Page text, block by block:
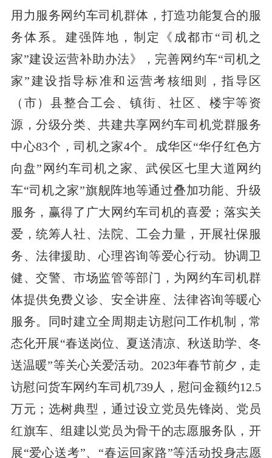
用力服务网约车司机群体，打造功能复合的服
务体系。建强阵地，制定《成都市“司机之
家”建设运营补助办法》，完善网约车“司机之
家”建设指导标准和运营考核细则，指导区
（市）县整合工会、镇街、社区、楼宇等资
源，分级分类、共建共享网约车司机党群服务
中心83个，司机之家4个。成华区“华仔红色方
向盘”网约车司机之家、武侯区七里大道网约
车“司机之家”旗舰阵地等通过叠加功能、升级
服务，赢得了广大网约车司机的喜爱；落实关
爱，统筹人社、法院、工会力量，开展社保服
务、法律援助、心理咨询等爱心行动。协调卫
健、交警、市场监管等部门，为网约车司机群
体提供免费义诊、安全讲座、法律咨询等暖心
服务。同时建立全周期走访慰问工作机制，常
态化开展“春送岗位、夏送清凉、秋送助学、冬
送温暖”等关心关爱活动。2023年春节前夕，走
访慰问货车网约车司机739人，慰问金额约12.5
万元；选树典型，通过设立党员先锋岗、党员
红旗车、组建以党员为骨干的志愿服务队，开
展“爱心送考”、“春运回家路”等活动投身志愿